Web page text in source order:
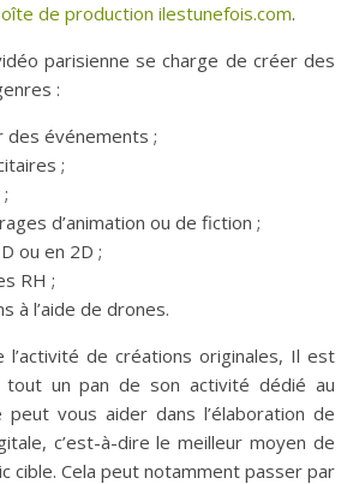
de production ilestunefois.com.
parisienne se charge de créer des
:
des événements ;
;
d’animation ou de fiction ;
ou en 2D ;
RH ;
à l’aide de drones.
l’activité de créations originales, Il est
un pan de son activité dédié au
peut vous aider dans l’élaboration de
c’est-à-dire le meilleur moyen de
cible. Cela peut notamment passer par